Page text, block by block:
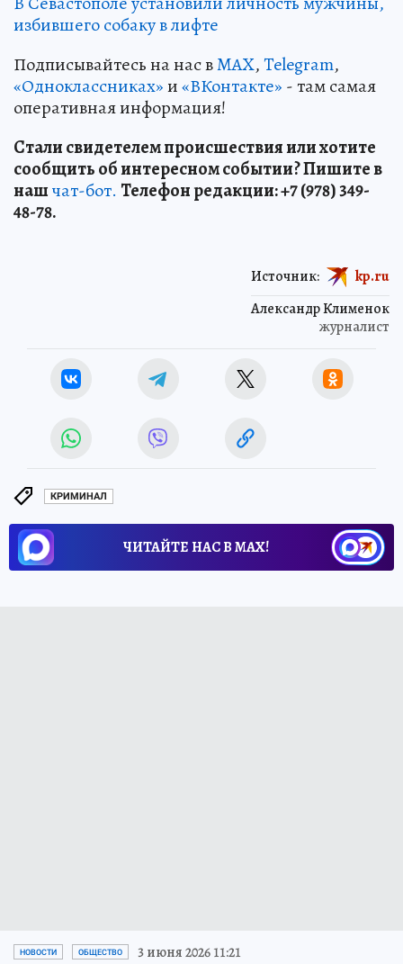
избившего собаку в лифте
Подписывайтесь на нас вMAX,Telegram,
«Одноклассниках»и«ВКонтакте» - там самая
оперативная информация!
Стали свидетелем происшествия или хотите
сообщить об интересном событии? Пишите в
нашчат-бот. Телефон редакции: +7 (978) 349-
48-78.
Александр Клименок
журналист
Источник: kp.ru
КРИМИНАЛ
ЧИТАЙТЕ НАС В МАХ!
НОВОСТИ ОБЩЕСТВО 3 июня 2026 11:21